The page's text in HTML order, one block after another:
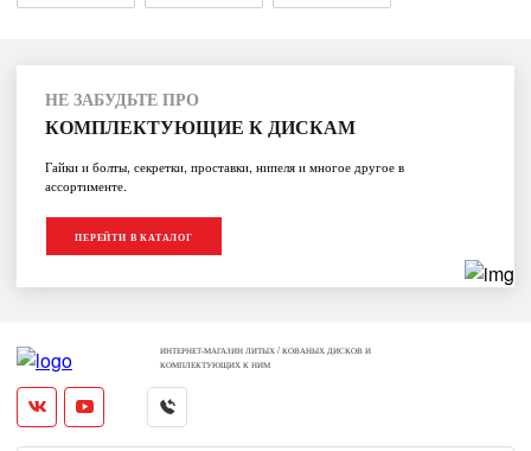
НЕ ЗАБУДЬТЕ ПРО
КОМПЛЕКТУЮЩИЕ К ДИСКАМ
Гайки и болты, секретки, проставки, нипеля и многое другое в
ассортименте.
ПЕРЕЙТИ В КАТАЛОГ
ИНТЕРНЕТ-МАГАЗИН ЛИТЫХ / КОВАНЫХ ДИСКОВ И
КОМПЛЕКТУЮЩИХ К НИМ